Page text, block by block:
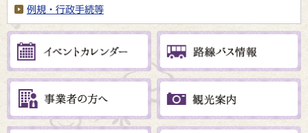
例規・行政手続等